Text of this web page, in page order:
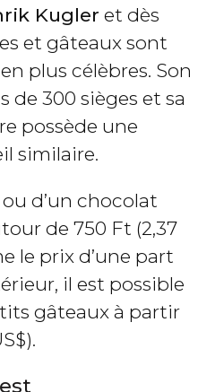
Kugler et dès
et gâteaux sont
plus célèbres. Son
de 300 sièges et sa
possède une
similaire.
d’un chocolat
de 750 Ft (2,37
le prix d’une part
il est possible
gâteaux à partir
).